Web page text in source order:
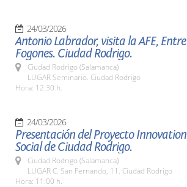
24/03/2026
Antonio Labrador, visita la AFE, Entre
Fogones. Ciudad Rodrigo.
Ciudad Rodrigo (Salamanca)
LUGAR Seminario. Ciudad Rodrigo
Hora: 12:30 h.
24/03/2026
Presentación del Proyecto Innovation
Social de Ciudad Rodrigo.
Ciudad Rodrigo (Salamanca)
LUGAR C. San Fernando, 11. Ciudad Rodrigo
Hora: 11:00 h.